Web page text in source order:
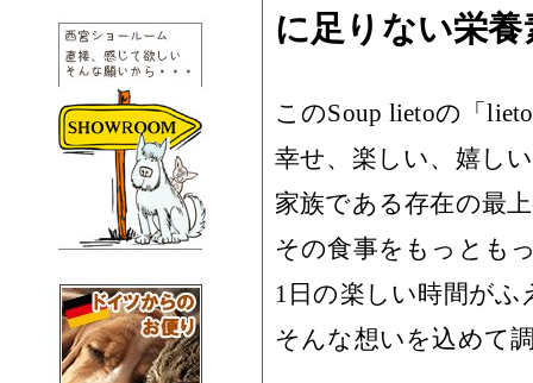
に足りない栄養
このSoup lietoの「
幸せ、楽しい、嬉し
家族である存在の最
その食事をもっとも
1日の楽しい時間が
そんな想いを込めて